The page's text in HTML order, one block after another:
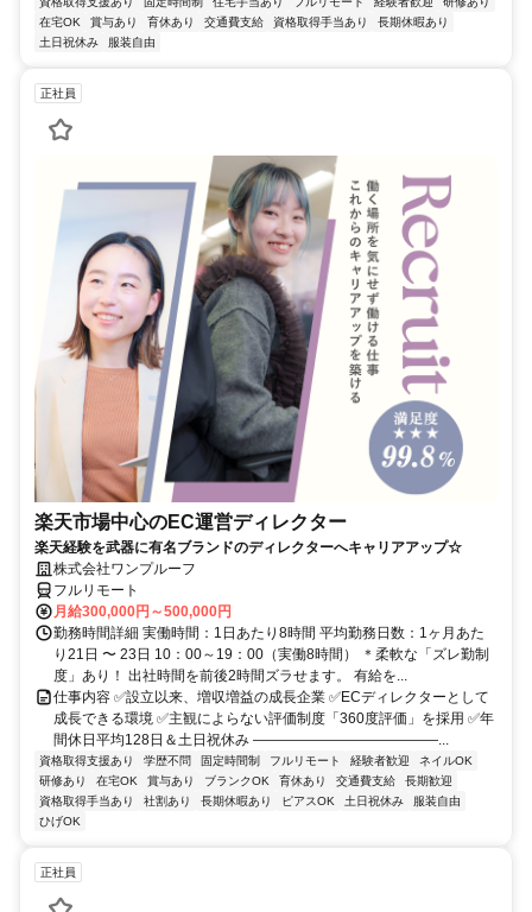
在宅OK
賞与あり 育休あり 交通費支給 資格取得手当あり
長期休暇あり
土日祝休み
服装自由
正社員
楽天市場中心のEC運営ディレクター
楽天経験を武器に有名ブランドのディレクターへキャリアアップ☆
株式会社ワンプルーフ
フルリモート
月給300,000円～500,000円
勤務時間詳細 実働時間：1日あたり8時間 平均勤務日数：1ヶ月あた
り21日 〜 23日 10：00～19：00（実働8時間） ＊柔軟な「ズレ勤制
度」あり！ 出社時間を前後2時間ズラせます。 有給を...
仕事内容 ✅設立以来、増収増益の成長企業 ✅ECディレクターとして
成長できる環境 ✅主観によらない評価制度「360度評価」を採用 ✅年
間休日平均128日＆土日祝休み ―――――――――――――...
資格取得支援あり 学歴不問 固定時間制 フルリモート 経験者歓迎
ネイルOK
研修あり
在宅OK 賞与あり ブランクOK 育休あり 交通費支給
長期歓迎
資格取得手当あり
社割あり 長期休暇あり ピアスOK 土日祝休み
服装自由
ひげOK
正社員